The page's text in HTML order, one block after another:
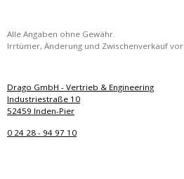
Alle Angaben ohne Gewähr.
Irrtümer, Änderung und Zwischenverkauf
Drago GmbH - Vertrieb & Engineering
Industriestraße 10
52459 Inden-Pier
0 24 28 - 94 97 10